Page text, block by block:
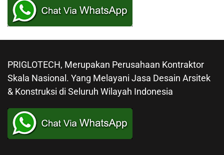
PRIGLOTECH, Merupakan Perusahaan Kontraktor
Skala Nasional. Yang Melayani Jasa Desain Arsitek
& Konstruksi di Seluruh Wilayah Indonesia